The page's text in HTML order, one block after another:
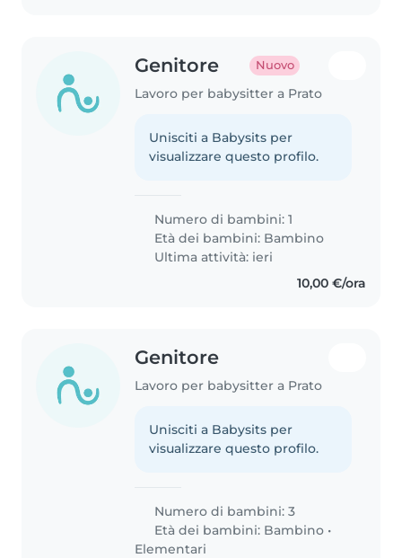
Genitore Nuovo
Lavoro per babysitter a Prato
Unisciti a Babysits per
visualizzare questo profilo.
Numero di bambini: 1
Età dei bambini: Bambino
Ultima attività: ieri
10,00 €/ora
Genitore
Lavoro per babysitter a Prato
Unisciti a Babysits per
visualizzare questo profilo.
Numero di bambini: 3
Età dei bambini: Bambino •
Elementari